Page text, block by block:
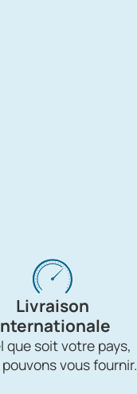
Livraison
que soit votre pays,
vous fournir.